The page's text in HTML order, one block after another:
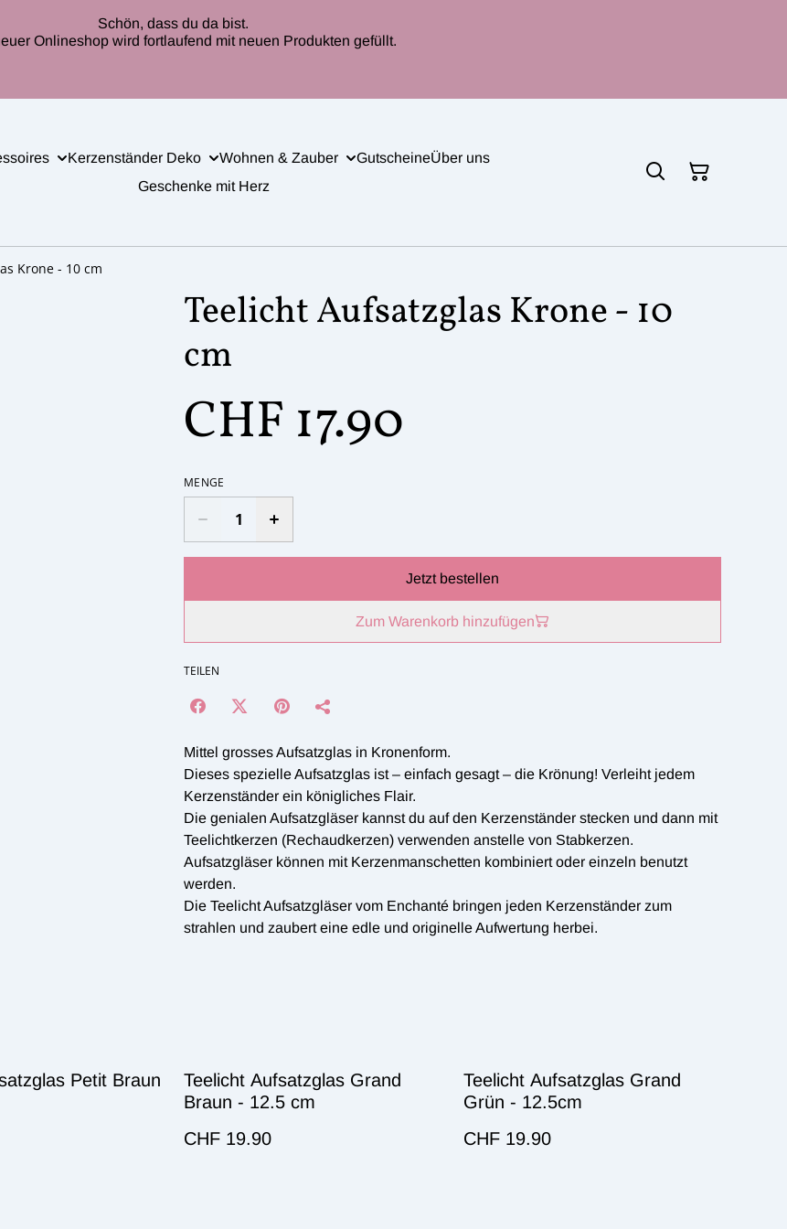
Schön, dass du da bist.
Onlineshop wird fortlaufend mit neuen Produkten gefüllt.
Kerzenständer Deko Wohnen & Zauber GutscheineÜber uns
Geschenke mit Herz
Krone - 10 cm
Teelicht Aufsatzglas Krone - 10
cm
CHF 17.90
MENGE
Jetzt bestellen
Zum Warenkorb hinzufügen
TEILEN
Mittel grosses Aufsatzglas in Kronenform.
Dieses spezielle Aufsatzglas ist – einfach gesagt – die Krönung! Verleiht jedem
Kerzenständer ein königliches Flair.
Die genialen Aufsatzgläser kannst du auf den Kerzenständer stecken und dann mit
Teelichtkerzen (Rechaudkerzen) verwenden anstelle von Stabkerzen.
Aufsatzgläser können mit Kerzenmanschetten kombiniert oder einzeln benutzt
werden.
Die Teelicht Aufsatzgläser vom Enchanté bringen jeden Kerzenständer zum
strahlen und zaubert eine edle und originelle Aufwertung herbei.
Petit Braun
Teelicht Aufsatzglas Grand
Braun - 12.5 cm
CHF 19.90
Teelicht Aufsatzglas Grand
Grün - 12.5cm
CHF 19.90